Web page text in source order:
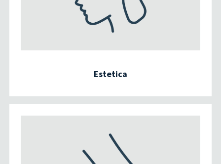
Estetica